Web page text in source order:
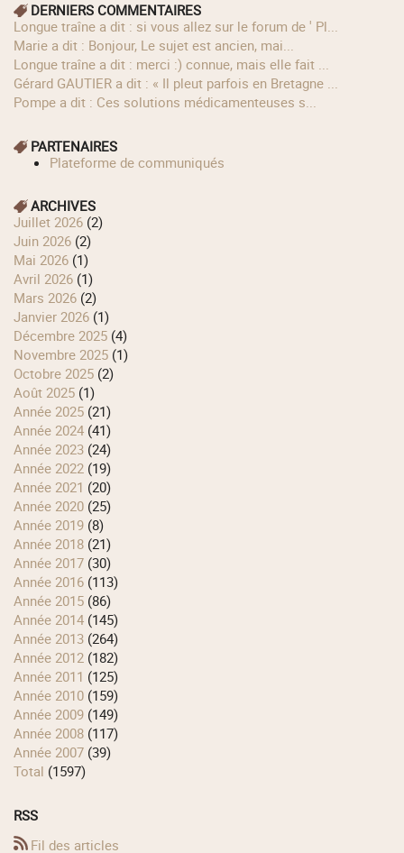
DERNIERS COMMENTAIRES
longue traîne a dit : si vous allez sur le forum de ' Pl...
Marie a dit : Bonjour, Le sujet est ancien, mai...
longue traîne a dit : merci :) connue, mais elle fait ...
Gérard GAUTIER a dit : « Il pleut parfois en Bretagne ...
Pompe a dit : Ces solutions médicamenteuses s...
PARTENAIRES
Plateforme de communiqués
ARCHIVES
juillet 2026 (2)
juin 2026 (2)
mai 2026 (1)
avril 2026 (1)
mars 2026 (2)
janvier 2026 (1)
décembre 2025 (4)
novembre 2025 (1)
octobre 2025 (2)
août 2025 (1)
année 2025 (21)
année 2024 (41)
année 2023 (24)
année 2022 (19)
année 2021 (20)
année 2020 (25)
année 2019 (8)
année 2018 (21)
année 2017 (30)
année 2016 (113)
année 2015 (86)
année 2014 (145)
année 2013 (264)
année 2012 (182)
année 2011 (125)
année 2010 (159)
année 2009 (149)
année 2008 (117)
année 2007 (39)
total (1597)
RSS
Fil des articles